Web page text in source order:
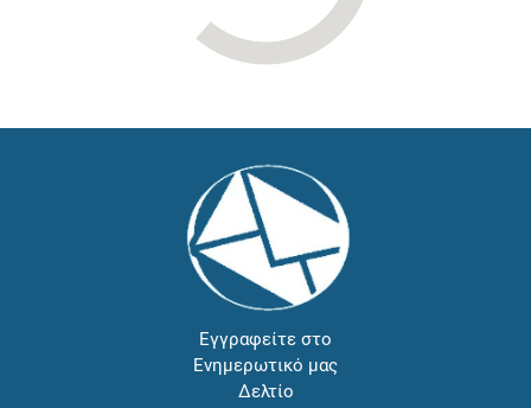
Εγγραφείτε στο
Ενημερωτικό μας
Δελτίο